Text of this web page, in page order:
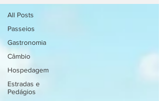
All Posts
Passeios
Gastronomia
Câmbio
Hospedagem
Estradas e
Pedágios